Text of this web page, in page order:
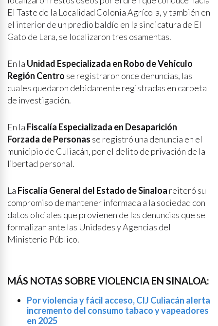
El Taste de la Localidad Colonia Agrícola, y también en
el interior de un predio baldío en la sindicatura de El
Gato de Lara, se localizaron tres osamentas.
En la Unidad Especializada en Robo de Vehículo
Región Centro se registraron once denuncias, las
cuales quedaron debidamente registradas en carpeta
de investigación.
En la Fiscalía Especializada en Desaparición
Forzada de Personas se registró una denuncia en el
municipio de Culiacán, por el delito de privación de la
libertad personal.
La Fiscalía General del Estado de Sinaloa reiteró su
compromiso de mantener informada a la sociedad con
datos oficiales que provienen de las denuncias que se
formalizan ante las Unidades y Agencias del
Ministerio Público.
MÁS NOTAS SOBRE VIOLENCIA EN SINALOA:
Por violencia y fácil acceso, CIJ Culiacán alerta
incremento del consumo tabaco y vapeadores
en 2025